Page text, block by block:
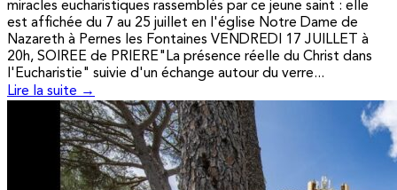
miracles eucharistiques rassemblés par ce jeune saint : elle
est affichée du 7 au 25 juillet en l'église Notre Dame de
Nazareth à Pernes les Fontaines VENDREDI 17 JUILLET à
20h, SOIREE de PRIERE"La présence réelle du Christ dans
l'Eucharistie" suivie d'un échange autour du verre...
Lire la suite →